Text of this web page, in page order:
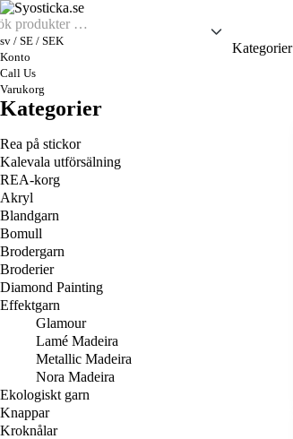
sv / SE / SEK
Konto
Call Us
Varukorg
Kategorier
Kategorier
Rea på stickor
Kalevala utförsälning
REA-korg
Akryl
Blandgarn
Bomull
Brodergarn
Broderier
Diamond Painting
Effektgarn
Glamour
Lamé Madeira
Metallic Madeira
Nora Madeira
Ekologiskt garn
Knappar
Kroknålar